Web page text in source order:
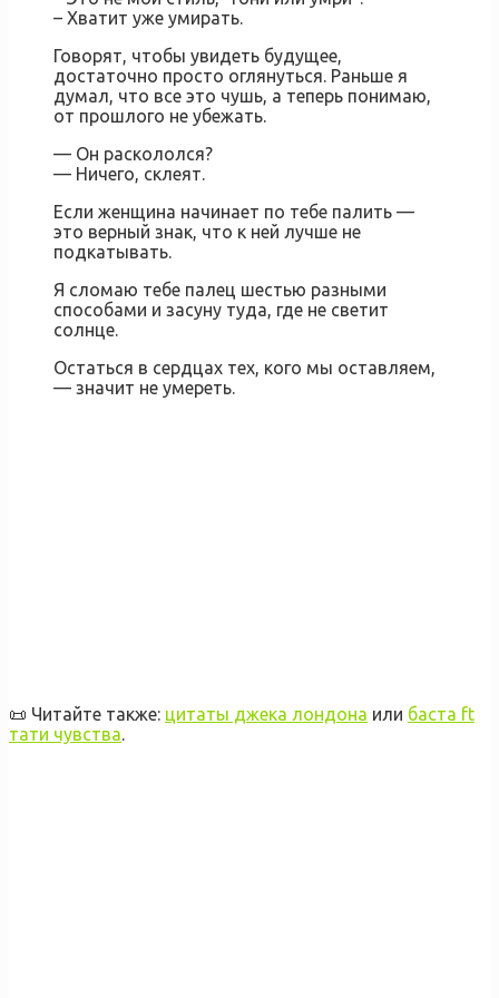
– Хватит уже умирать.
Говорят, чтобы увидеть будущее,
достаточно просто оглянуться. Раньше я
думал, что все это чушь, а теперь понимаю,
от прошлого не убежать.
— Он раскололся?
— Ничего, склеят.
Если женщина начинает по тебе палить —
это верный знак, что к ней лучше не
подкатывать.
Я сломаю тебе палец шестью разными
способами и засуну туда, где не светит
солнце.
Остаться в сердцах тех, кого мы оставляем,
— значит не умереть.
📜 Читайте также: цитаты джека лондона или баста ft
тати чувства